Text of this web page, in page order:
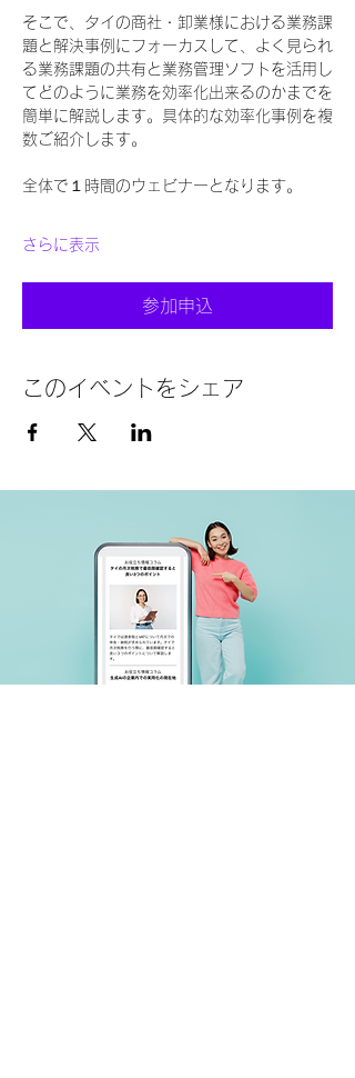
そこで、タイの商社・卸業様における業務課
題と解決事例にフォーカスして、よく見られ
る業務課題の共有と業務管理ソフトを活用し
てどのように業務を効率化出来るのかまでを
簡単に解説します。具体的な効率化事例を複
数ご紹介します。
全体で１時間のウェビナーとなります。
さらに表示
参加申込
このイベントをシェア